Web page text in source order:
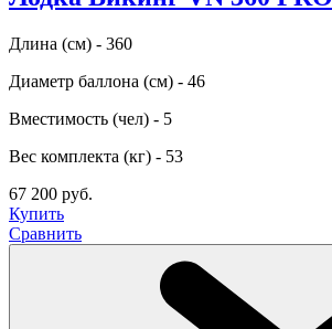
Длина (см) - 360
Диаметр баллона (см) - 46
Вместимость (чел) - 5
Вес комплекта (кг) - 53
67 200 руб.
Купить
Сравнить